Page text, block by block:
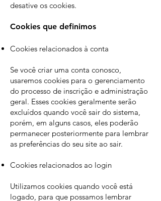
desative os cookies.
Cookies que definimos
Cookies relacionados à conta
Se você criar uma conta conosco,
usaremos cookies para o gerenciamento
do processo de inscrição e administração
geral. Esses cookies geralmente serão
excluídos quando você sair do sistema,
porém, em alguns casos, eles poderão
permanecer posteriormente para lembrar
as preferências do seu site ao sair.
Cookies relacionados ao login
Utilizamos cookies quando você está
logado, para que possamos lembrar